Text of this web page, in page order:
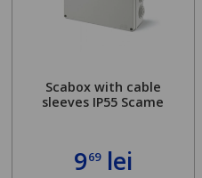
Scabox with cable
sleeves IP55 Scame
969lei